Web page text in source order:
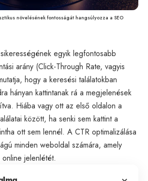
növelésének fontosságát hangsúlyozza a SEO
egyik legfontosabb
arány (Click-Through Rate, vagyis
hogy a keresési találatokban
hányan kattintanak rá a megjelenések
Hiába vagy ott az első oldalon a
között, ha senki sem kattint a
ott sem lennél. A CTR optimalizálása
minden weboldal számára, amely
jelenlétét.